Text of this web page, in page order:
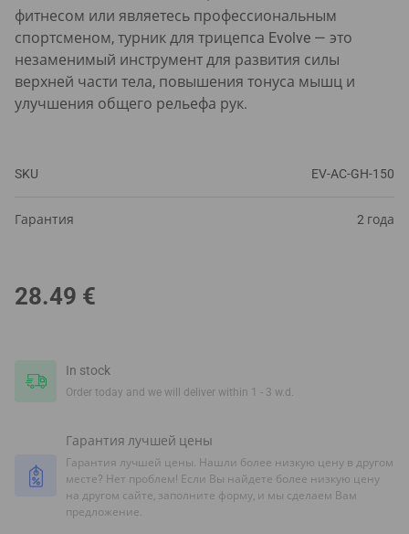
фитнесом или являетесь профессиональным
спортсменом, турник для трицепса Evolve — это
незаменимый инструмент для развития силы
верхней части тела, повышения тонуса мышц и
улучшения общего рельефа рук.
SKU EV-AC-GH-150
Гарантия 2 года
28.49 €
In stock
Order today and we will deliver within 1 - 3 w.d.
Гарантия лучшей цены
Гарантия лучшей цены. Нашли более низкую цену в другом
месте? Нет проблем! Если Вы найдете более низкую цену
на другом сайте, заполните форму, и мы сделаем Вам
предложение.